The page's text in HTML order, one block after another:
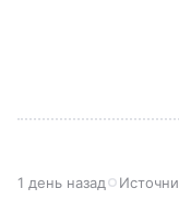
1 день назад